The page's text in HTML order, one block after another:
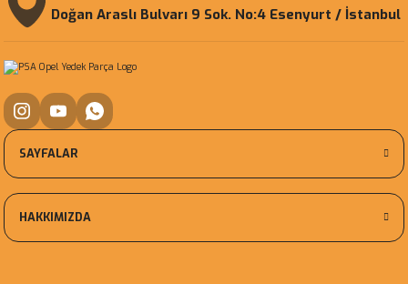
Doğan Araslı Bulvarı 9 Sok. No:4 Esenyurt / İstanbul
SAYFALAR
HAKKIMIZDA